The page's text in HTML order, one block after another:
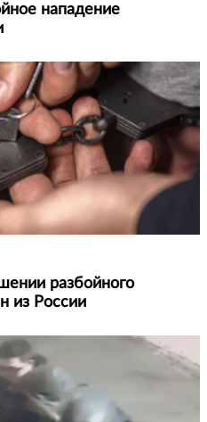
нападение
разбойного
из России